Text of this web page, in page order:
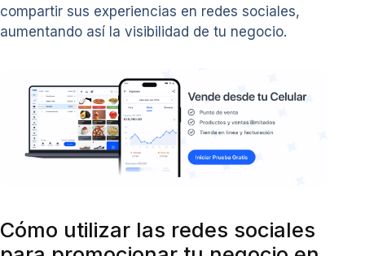
compartir sus experiencias en redes sociales,
aumentando así la visibilidad de tu negocio.
Cómo utilizar las redes sociales